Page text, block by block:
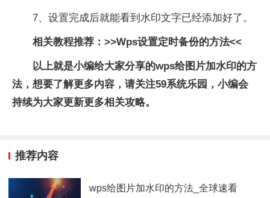
7、设置完成后就能看到水印文字已经添加好了。
相关教程推荐：>>Wps设置定时备份的方法<<
以上就是小编给大家分享的wps给图片加水印的方
法，想要了解更多内容，请关注59系统乐园，小编会
持续为大家更新更多相关攻略。
推荐内容
wps给图片加水印的方法_全球速看